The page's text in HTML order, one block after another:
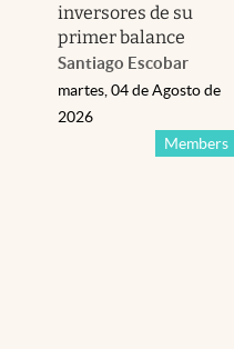
inversores de su
primer balance
Santiago Escobar
Members
martes, 04 de Agosto de
2026